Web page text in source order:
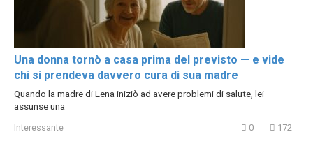
Una donna tornò a casa prima del previsto — e vide
chi si prendeva davvero cura di sua madre
Quando la madre di Lena iniziò ad avere problemi di salute, lei
assunse una
Interessante 0 172